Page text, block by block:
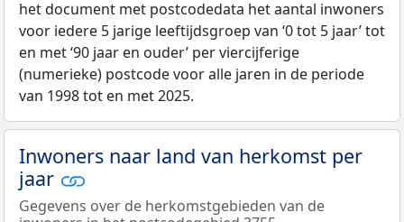
het document met postcodedata het aantal inwoners
voor iedere 5 jarige leeftijdsgroep van ‘0 tot 5 jaar’ tot
en met ‘90 jaar en ouder’ per viercijferige
(numerieke) postcode voor alle jaren in de periode
van 1998 tot en met 2025.
Inwoners naar land van herkomst per
jaar
Gegevens over de herkomstgebieden van de